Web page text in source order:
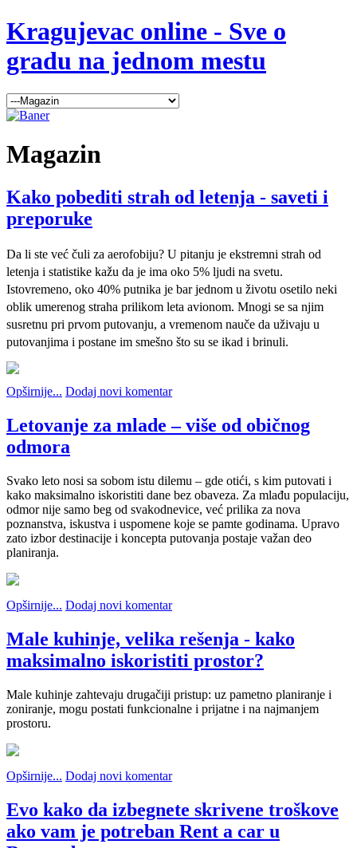
Kragujevac online - Sve o
gradu na jednom mestu
Magazin
Kako pobediti strah od letenja - saveti i
preporuke
Da li ste već čuli za aerofobiju? U pitanju je ekstremni strah od
letenja i statistike kažu da je ima oko 5% ljudi na svetu.
Istovremeno, oko 40% putnika je bar jednom u životu osetilo neki
oblik umerenog straha prilikom leta avionom. Mnogi se sa njim
susretnu pri prvom putovanju, a vremenom nauče da uživaju u
putovanjima i postane im smešno što su se ikad i brinuli.
Opširnije... Dodaj novi komentar
Letovanje za mlade – više od običnog
odmora
Svako leto nosi sa sobom istu dilemu – gde otići, s kim putovati i
kako maksimalno iskoristiti dane bez obaveza. Za mlađu populaciju,
odmor nije samo beg od svakodnevice, već prilika za nova
poznanstva, iskustva i uspomene koje se pamte godinama. Upravo
zato izbor destinacije i koncepta putovanja postaje važan deo
planiranja.
Opširnije... Dodaj novi komentar
Male kuhinje, velika rešenja - kako
maksimalno iskoristiti prostor?
Male kuhinje zahtevaju drugačiji pristup: uz pametno planiranje i
zoniranje, mogu postati funkcionalne i prijatne i na najmanjem
prostoru.
Opširnije... Dodaj novi komentar
Evo kako da izbegnete skrivene troškove
ako vam je potreban Rent a car u